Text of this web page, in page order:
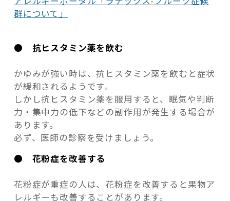
群について」
● 抗ヒスタミン薬を飲む
かゆみが強い時は、抗ヒスタミン薬を飲むと症状
が緩和されるようです。
しかし抗ヒスタミン薬を服用すると、眠気や判断
力・集中力の低下などの副作用が発生する場合が
あります。
必ず、医師の診察を受けましょう。
● 花粉症を改善する
花粉症が重症の人は、花粉症を改善すると果物ア
レルギーも改善することがあります。